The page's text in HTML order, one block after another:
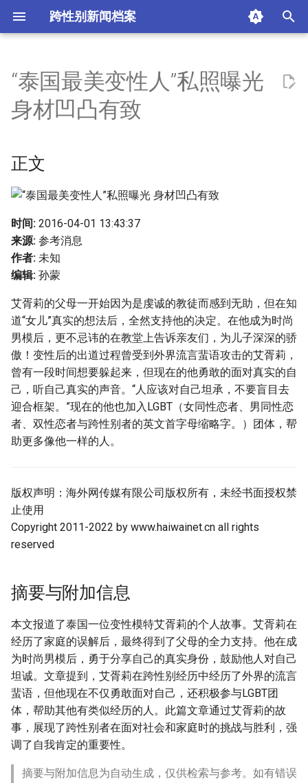
跨性别新闻档案
n
t
a
l
i
z
i
g
s
e
a
c
正文
附加信息 [Processed Page
“泰国最美变性人”私照曝光
身材凹凸有致
正文
时间: 2016-04-01 13:43:37
来源: 参考消息
作者: 未知
编辑: 孙蒙
艾胥莉的父母一开始因为是虔诚的教徒而感到无助，但在知
道“女儿”真实的想法后，全然支持他的决定。在他成为时尚
男模后，更不忌讳的在教堂上告诉亲友们，为儿子深深的骄
傲！变性后的出道过程曾受到外界流言蜚语攻击的艾胥莉，
曾有一段时间想要躲起来，但现在的他勇敢的面对真实的自
己，听自己真实的声音。“人应该对自己坦承，不要盲目去
迎合框架。”现在的他也加入LGBT（女同性恋者、男同性恋
者、双性恋者与跨性别者的英文首字母缩略字。）团体，帮
助更多像他一样的人。
版权声明：海外网传媒有限公司版权所有，未经书面授权禁
止使用
Copyright 2011-2022 by www.haiwainet.cn all rights
reserved
摘要与附加信息
本文报道了泰国一位变性模特艾胥莉的个人故事。艾胥莉在
经历了家庭的误解后，最终得到了父母的全力支持。他在成
为时尚男模后，勇于分享自己的真实身份，鼓励他人对自己
坦诚。文章提到，艾胥莉在跨性别经历中经历了外界的流言
蜚语，但他现在不仅勇敢面对自己，还积极参与LGBT团
体，帮助其他有类似经历的人。此篇文章通过艾胥莉的故
事，展现了跨性别者在面对社会和家庭时的挑战与胜利，强
调了自我肯定的重要性。
摘要与附加信息为自动生成，仅供检索与参考。如有错误